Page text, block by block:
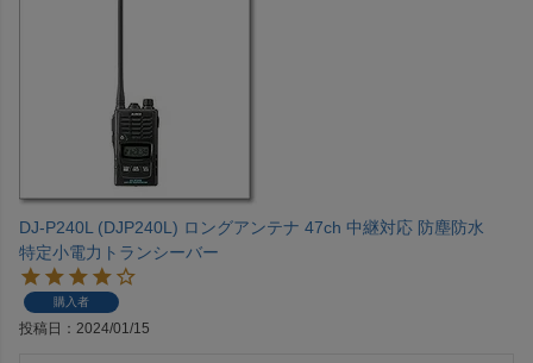
DJ-P240L (DJP240L) ロングアンテナ 47ch 中継対応 防塵防水
特定小電力トランシーバー
購入者
投稿日 2024/01/15